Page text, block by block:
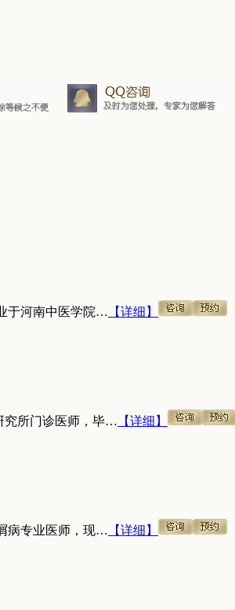
于河南中医学院… 【详细】
究所门诊医师，毕… 【详细】
病专业医师，现… 【详细】